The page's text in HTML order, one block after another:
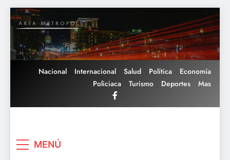
Saltar
al
contenido
Nacional Internacional Salud Política
Economía
Policiaca
Turismo Deportes Mas
MENÚ